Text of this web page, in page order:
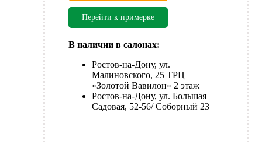
Перейти к примерке
В наличии в салонах:
Ростов-на-Дону, ул.
Малиновского, 25 ТРЦ
«Золотой Вавилон» 2 этаж
Ростов-на-Дону, ул. Большая
Садовая, 52-56/ Соборный 23